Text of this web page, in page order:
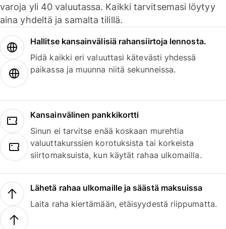
varoja yli 40 valuutassa. Kaikki tarvitsemasi löytyy
aina yhdeltä ja samalta tilillä.
Hallitse kansainvälisiä rahansiirtoja lennosta.
Pidä kaikki eri valuuttasi kätevästi yhdessä
paikassa ja muunna niitä sekunneissa.
Kansainvälinen pankkikortti
Sinun ei tarvitse enää koskaan murehtia
valuuttakurssien korotuksista tai korkeista
siirtomaksuista, kun käytät rahaa ulkomailla.
Lähetä rahaa ulkomaille ja säästä maksuissa
Laita raha kiertämään, etäisyydestä riippumatta.